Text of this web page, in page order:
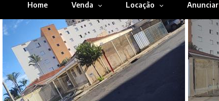
Home Venda Locação Anunciar